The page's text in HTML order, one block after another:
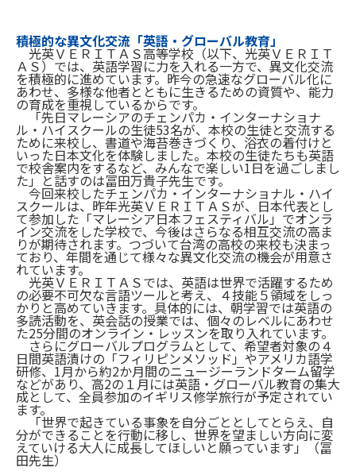
積極的な異文化交流「英語・グローバル教育」
光英ＶＥＲＩＴＡＳ高等学校（以下、光英ＶＥＲＩＴ
ＡＳ）では、英語学習に力を入れる一方で、異文化交流
を積極的に進めています。昨今の急速なグローバル化に
あわせ、多様な他者とともに生きるための資質や、能力
の育成を重視しているからです。
「先日マレーシアのチェンパカ・インターナショナ
ル・ハイスクールの生徒53名が、本校の生徒と交流する
ために来校し、書道や海苔巻きづくり、浴衣の着付けと
いった日本文化を体験しました。本校の生徒たちも英語
で校舎案内をするなど、みんなで楽しい1日を過ごしまし
た」と話すのは冨田万貴子先生です。
今回来校したチェンパカ・インターナショナル・ハイ
スクールは、昨年光英ＶＥＲＩＴＡＳが、日本代表とし
て参加した「マレーシア日本フェスティバル」でオンラ
イン交流をした学校で、今後はさらなる相互交流の高ま
りが期待されます。つづいて台湾の高校の来校も決まっ
ており、年間を通じて様々な異文化交流の機会が用意さ
れています。
光英ＶＥＲＩＴＡＳでは、英語は世界で活躍するため
の必要不可欠な言語ツールと考え、４技能５領域をしっ
かりと高めていきます。具体的には、朝学習では英語の
多読活動を、英会話の授業では、個々のレベルにあわせ
た25分間のオンライン・レッスンを取り入れています。
さらにグローバルプログラムとして、希望者対象の４
日間英語漬けの「フィリピンメソッド」やアメリカ語学
研修、1月から約2か月間のニュージーランドターム留学
などがあり、高2の１月には英語・グローバル教育の集大
成として、全員参加のイギリス修学旅行が予定されてい
ます。
「世界で起きている事象を自分ごととしてとらえ、自
分ができることを行動に移し、世界を望ましい方向に変
えていける大人に成長してほしいと願っています」（冨
田先生）